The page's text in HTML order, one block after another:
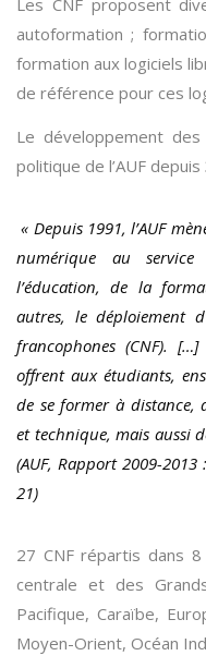
autoformation ;
formation aux logiciels
de référence pour ces
Le développement
politique de l’AUF depuis
« Depuis 1991, l’AUF
numérique au service
l’éducation, de la
autres, le déploiement
francophones (CNF).
offrent aux étudiants,
de se former à distance,
et technique, mais aussi
(AUF, Rapport 2009-
21)
27 CNF répartis dans
centrale et des
Pacifique, Caraïbe,
Moyen-Orient, Océan